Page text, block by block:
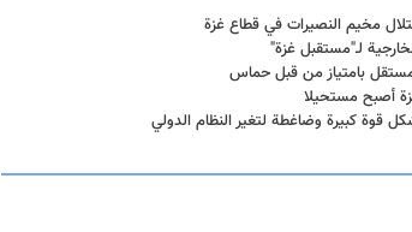
لـ"مستقبل غزة"
مستقل بامتياز من قبل حماس
أصبح مستحيلا
قوة كبيرة وضاغطة لتغير النظام الدولي